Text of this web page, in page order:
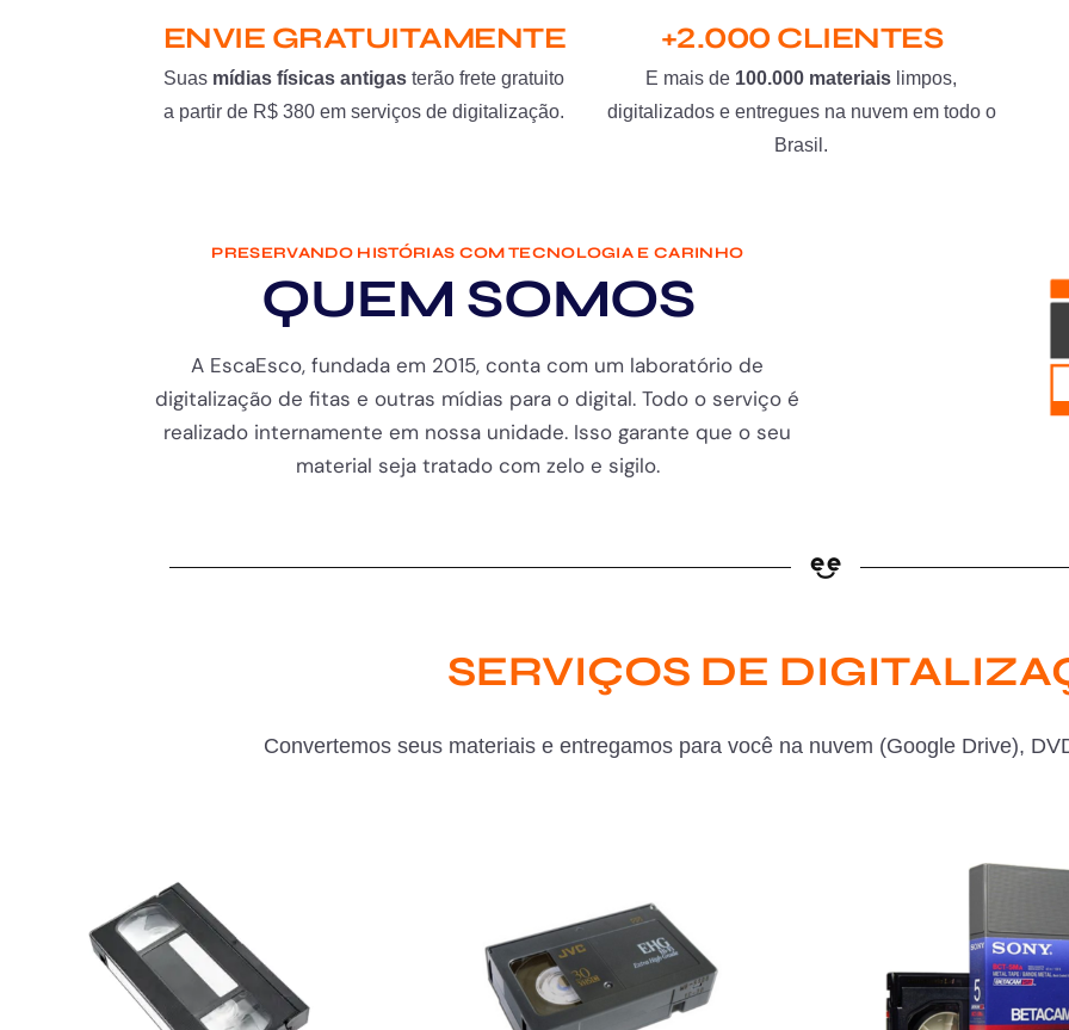
ENVIE GRATUITAMENTE
Suas mídias físicas antigas terão frete gratuito
a partir de R$ 380 em serviços de digitalização.
+2.000 CLIENTES
E mais de 100.000 materiais limpos,
digitalizados e entregues na nuvem em todo o
Brasil.
PRESERVANDO HISTÓRIAS COM TECNOLOGIA E CARINHO
QUEM SOMOS
A EscaEsco, fundada em 2015, conta com um laboratório de
digitalização de fitas e outras mídias para o digital. Todo o serviço é
realizado internamente em nossa unidade. Isso garante que o seu
material seja tratado com zelo e sigilo.
SERVIÇOS DE
Convertemos seus materiais e entregamos para você na nuvem (Google Drive),